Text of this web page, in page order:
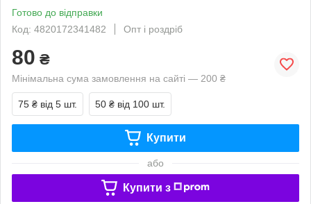
Готово до відправки
Код: 4820172341482
Опт і роздріб
80 ₴
Мінімальна сума замовлення на сайті — 200 ₴
75 ₴ від 5 шт. 50 ₴ від 100 шт.
Купити
або
Купити з